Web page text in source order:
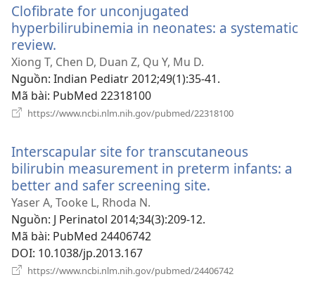
Clofibrate for unconjugated
hyperbilirubinemia in neonates: a systematic
review.
cửa
sổ
mới)
Xiong T, Chen D, Duan Z, Qu Y, Mu D.
Nguồn‎: Indian Pediatr 2012;49(1):35-41.
Mã bài‎: PubMed 22318100
https://www.ncbi.nlm.nih.gov/pubmed/22318100
mới)
Interscapular site for transcutaneous
bilirubin measurement in preterm infants: a
better and safer screening site.
Yaser A, Tooke L, Rhoda N.
Nguồn‎: J Perinatol 2014;34(3):209-12.
Mã bài‎: PubMed 24406742
DOI‎: 10.1038/jp.2013.167
https://www.ncbi.nlm.nih.gov/pubmed/24406742